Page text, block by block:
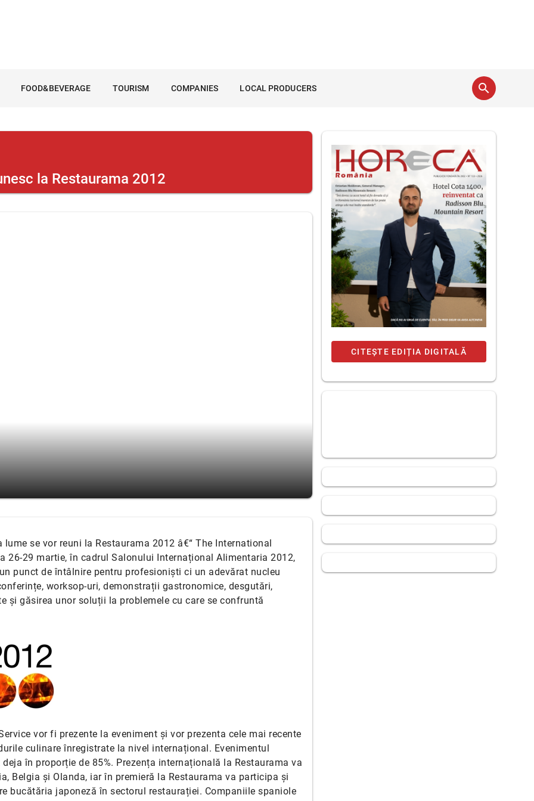
FOOD&BEVERAGE TOURISM COMPANIES LOCAL PRODUCERS search
la Restaurama 2012
se vor reuni la Restaurama 2012 â€“ The International
26-29 martie, în cadrul Salonului Internațional Alimentaria 2012,
punct de întâlnire pentru profesioniști ci un adevărat nucleu
worksop-uri, demonstrații gastronomice, desgutări,
și găsirea unor soluții la problemele cu care se confruntă
vor fi prezente la eveniment și vor prezenta cele mai recente
culinare înregistrate la nivel internațional. Evenimentul
în proporție de 85%. Prezența internațională la Restaurama va
Belgia și Olanda, iar în premieră la Restaurama va participa și
bucătăria japoneză în sectorul restaurației. Companiile spaniole
CITEȘTE EDIȚIA DIGITALĂ